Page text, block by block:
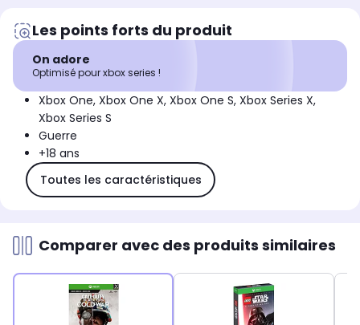
Les points forts du produit
On adore
Optimisé pour xbox series !
Xbox One, Xbox One X, Xbox One S, Xbox Series X,
Xbox Series S
Guerre
+18 ans
Toutes les caractéristiques
Comparer avec des produits similaires